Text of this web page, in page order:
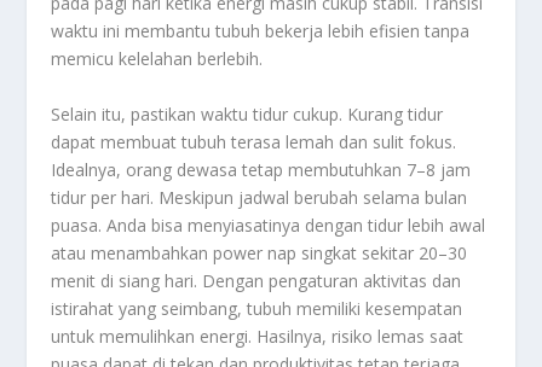
waktu ini membantu tubuh bekerja lebih efisien tanpa
memicu kelelahan berlebih.
Selain itu, pastikan waktu tidur cukup. Kurang tidur
dapat membuat tubuh terasa lemah dan sulit fokus.
Idealnya, orang dewasa tetap membutuhkan 7–8 jam
tidur per hari. Meskipun jadwal berubah selama bulan
puasa. Anda bisa menyiasatinya dengan tidur lebih awal
atau menambahkan power nap singkat sekitar 20–30
menit di siang hari. Dengan pengaturan aktivitas dan
istirahat yang seimbang, tubuh memiliki kesempatan
untuk memulihkan energi. Hasilnya, risiko lemas saat